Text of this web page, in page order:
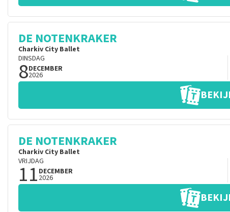
DE NOTENKRAKER
Charkiv City Ballet
DINSDAG
8DECEMBER
2026
DE NOTENKRAKER
Charkiv City Ballet
VRIJDAG
11 DECEMBER
2026